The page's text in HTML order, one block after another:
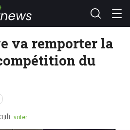
va remporter la
du
voter